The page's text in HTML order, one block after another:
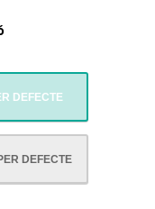
DEFECTE
DEFECTE
COL·LABORACIÓ DE: